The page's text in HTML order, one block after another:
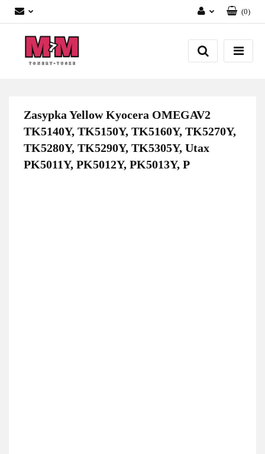
Zaloguj się
Załóż konto
(0)
Zasypka Yellow Kyocera OMEGAV2
TK5140Y, TK5150Y, TK5160Y, TK5270Y,
TK5280Y, TK5290Y, TK5305Y, Utax
PK5011Y, PK5012Y, PK5013Y, P